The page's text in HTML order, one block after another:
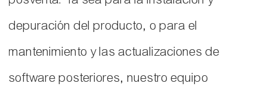
depuración del producto, o para el
mantenimiento y las actualizaciones de
software posteriores, nuestro equipo